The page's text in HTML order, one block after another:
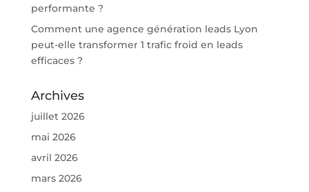
performante ?
Comment une agence génération leads Lyon
peut-elle transformer 1 trafic froid en leads
efficaces ?
Archives
juillet 2026
mai 2026
avril 2026
mars 2026